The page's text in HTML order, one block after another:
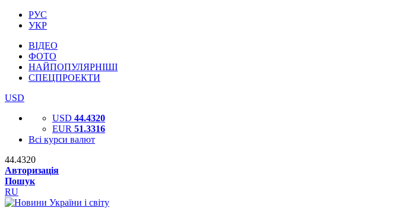
РУС
УКР
ВІДЕО
ФОТО
НАЙПОПУЛЯРНІШІ
СПЕЦПРОЕКТИ
USD
USD 44.4320
EUR 51.3316
Всі курси валют
44.4320
Авторизація
Пошук
RU